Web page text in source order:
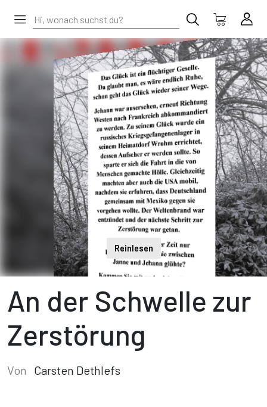
Reinlesen
An der Schwelle zur
Zerstörung
Von Carsten Dethlefs